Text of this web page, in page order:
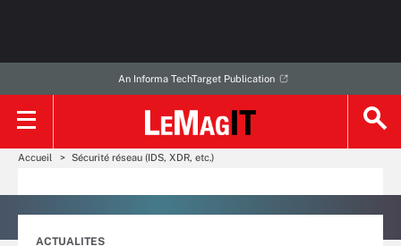
An Informa TechTarget Publication
Accueil Sécurité réseau (IDS, XDR, etc.)
ACTUALITES